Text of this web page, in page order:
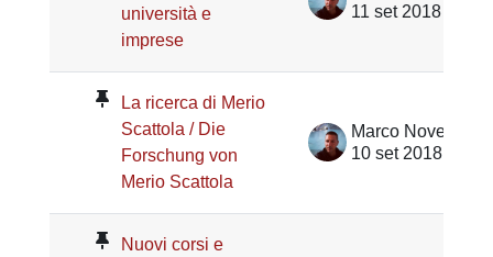
università e
imprese
11 set 2018
La ricerca di Merio
Scattola / Die
Forschung von
Merio Scattola
Marco Noventa
10 set 2018
Nuovi corsi e